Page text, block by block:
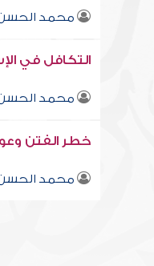
محمد الحسن
التكافل في
محمد الحسن
خطر الفتن
محمد الحسن